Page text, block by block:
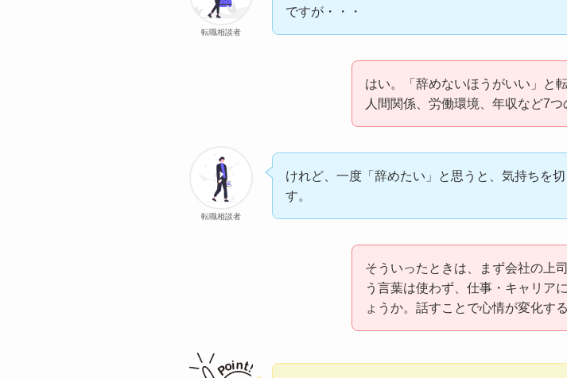
転職相談者
ですが・・・
はい。「辞めないほうがいい」と
人間関係、労働環境、年収など7つ
転職相談者
けれど、一度「辞めたい」と思うと、気持ちを
す。
そういったときは、まず会社の上
う言葉は使わず、仕事・キャリア
ょうか。話すことで心情が変化す